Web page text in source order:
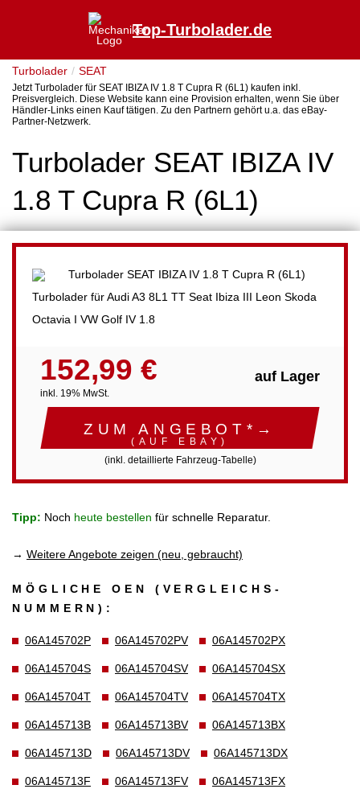
Top-Turbolader.de
Turbolader SEAT
Jetzt Turbolader für SEAT IBIZA IV 1.8 T Cupra R (6L1) kaufen inkl.
Preisvergleich. Diese Website kann eine Provision erhalten, wenn Sie über
Händler-Links einen Kauf tätigen. Zu den Partnern gehört u.a. das eBay-
Partner-Netzwerk.
Turbolader SEAT IBIZA IV
1.8 T Cupra R (6L1)
Turbolader für Audi A3 8L1 TT Seat Ibiza III Leon Skoda
Octavia I VW Golf IV 1.8
152,99 €
inkl. 19% MwSt.
auf Lager
ZUM ANGEBOT*→
(AUF EBAY)
(inkl. detaillierte Fahrzeug-Tabelle)
Tipp: Noch heute bestellen für schnelle Reparatur.
→ Weitere Angebote zeigen (neu, gebraucht)
MÖGLICHE OEN (VERGLEICHS­
NUMMERN):
06A145702P 06A145702PV 06A145702PX
06A145704S 06A145704SV 06A145704SX
06A145704T 06A145704TV 06A145704TX
06A145713B 06A145713BV 06A145713BX
06A145713D 06A145713DV 06A145713DX
06A145713F 06A145713FV 06A145713FX